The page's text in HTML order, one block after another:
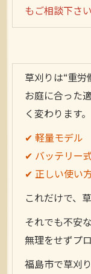
もご相談下さい
草刈りは“重労
お庭に合った
く変わります。
✔ 軽量モデル
✔ バッテリー
✔ 正しい使い
これだけで、
それでも不安
無理をせずプ
福島市で草刈